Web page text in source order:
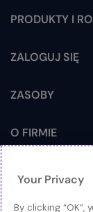
Toggle
PRODUKTY I
Toggle
ZALOGUJ SIĘ
Toggle
ZASOBY
Toggle
O FIRMIE
Your Privacy
By clicking